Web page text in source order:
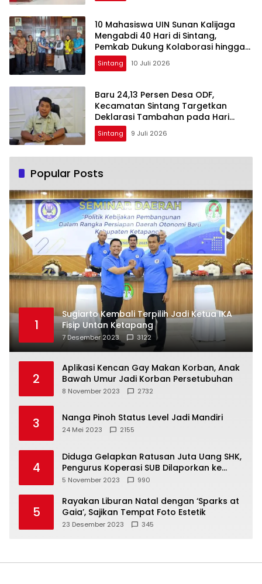
10 Mahasiswa UIN Sunan Kalijaga
Mengabdi 40 Hari di Sintang,
Pemkab Dukung Kolaborasi hingga
Pendampingan Berkelanjutan
Sintang 10 Juli 2026
Baru 24,13 Persen Desa ODF,
Kecamatan Sintang Targetkan
Deklarasi Tambahan pada Hari
Kesehatan Nasional
Sintang 9 Juli 2026
Popular Posts
1
Sugiarto Kembali Terpilih Jadi Ketua IKA
Fisip Untan Ketapang
7 Desember 2023 3122
2
Aplikasi Kencan Gay Makan Korban, Anak
Bawah Umur Jadi Korban Persetubuhan
8 November 2023 2732
3 Nanga Pinoh Status Level Jadi Mandiri
24 Mei 2023 2155
4
Diduga Gelapkan Ratusan Juta Uang SHK,
Pengurus Koperasi SUB Dilaporkan ke
Polisi
5 November 2023 990
5
Rayakan Liburan Natal dengan ‘Sparks at
Gaia’, Sajikan Tempat Foto Estetik
23 Desember 2023 345